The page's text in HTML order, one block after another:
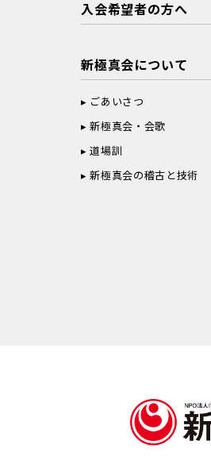
入会希望者の方へ
新極真会について
ごあいさつ
新極真会・会歌
道場訓
新極真会の稽古と技術